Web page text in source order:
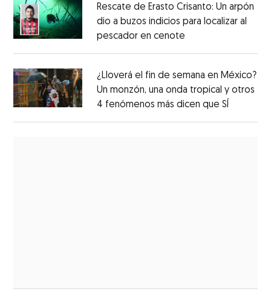
Rescate de Erasto Crisanto: Un arpón
dio a buzos indicios para localizar al
pescador en cenote
¿Lloverá el fin de semana en México?
Un monzón, una onda tropical y otros
4 fenómenos más dicen que SÍ